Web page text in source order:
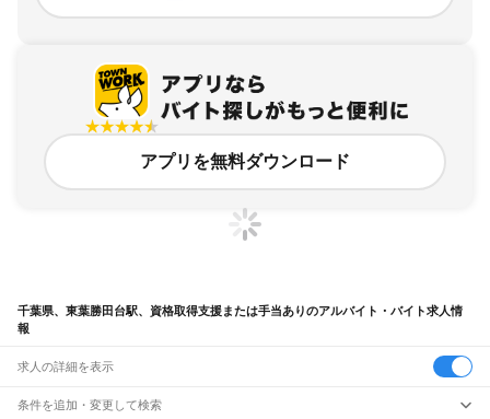
アプリを無料ダウンロード
千葉県、東葉勝田台駅、資格取得支援または手当ありのアルバイト・バイト求人情
報
求人の詳細を表示
条件を追加・変更して検索